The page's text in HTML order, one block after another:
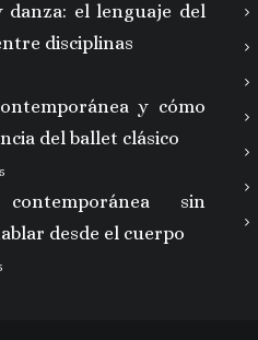
danza: el lenguaje del
disciplinas
y cómo
del ballet clásico
sin
desde el cuerpo